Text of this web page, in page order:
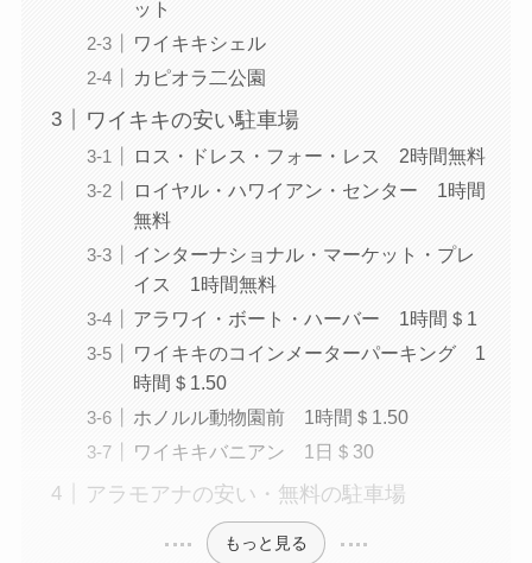
ット
ワイキキシェル
カピオラ二公園
ワイキキの安い駐車場
ロス・ドレス・フォー・レス 2時間無料
ロイヤル・ハワイアン・センター 1時間
無料
インターナショナル・マーケット・プレ
イス 1時間無料
アラワイ・ボート・ハーバー 1時間＄1
ワイキキのコインメーターパーキング 1
時間＄1.50
ホノルル動物園前 1時間＄1.50
ワイキキバニアン 1日＄30
アラモアナの安い・無料の駐車場
もっと見る